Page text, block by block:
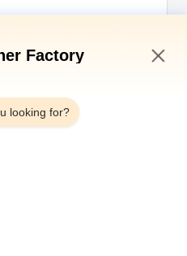
Factory
looking for?